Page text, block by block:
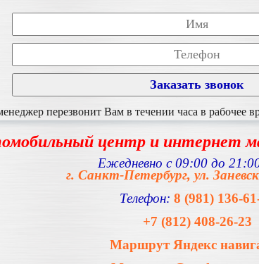
перезвонит Вам в течении часа в рабочее
центр и интернет
Ежедневно с 09:00 до
г. Санкт-Петербург, ул.
Телефон: 8 (981) 136-
+7 (812) 408-26-23
Маршрут Яндекс